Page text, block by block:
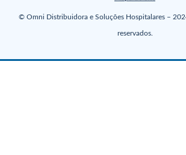
© Omni Distribuidora e Soluções Hospitalares –
reservados.